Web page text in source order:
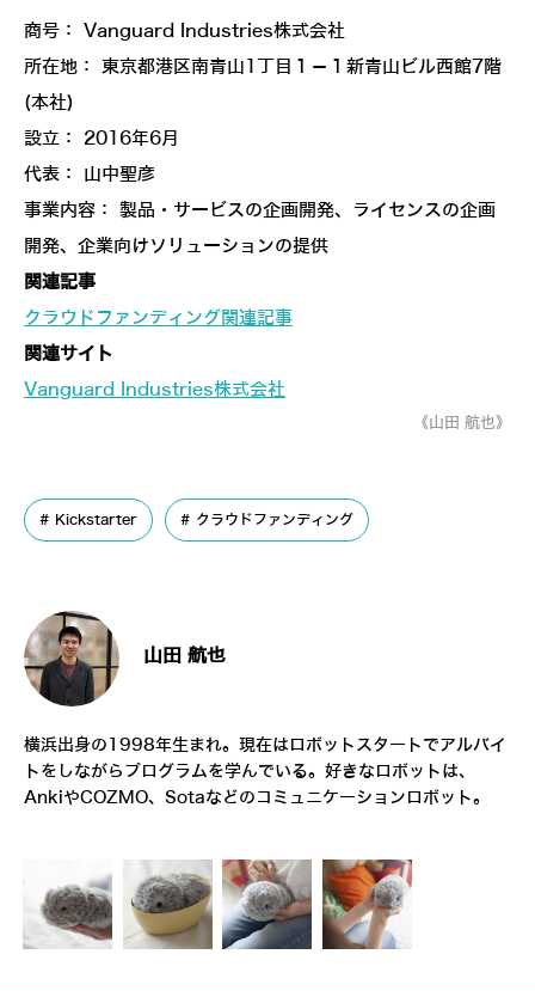
商号： Vanguard Industries株式会社
所在地： 東京都港区南青山1丁目１－１新青山ビル西館7階
(本社)
設立： 2016年6月
代表： 山中聖彦
事業内容： 製品・サービスの企画開発、ライセンスの企画
開発、企業向けソリューションの提供
関連記事
クラウドファンディング関連記事
関連サイト
Vanguard Industries株式会社
《山田 航也》
Kickstarter クラウドファンディング
山田 航也
横浜出身の1998年生まれ。現在はロボットスタートでアルバイ
トをしながらプログラムを学んでいる。好きなロボットは、
AnkiやCOZMO、Sotaなどのコミュニケーションロボット。